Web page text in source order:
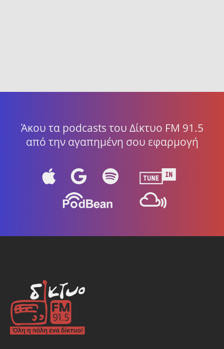
Άκου τα podcasts του Δίκτυο FM 91.5
από την αγαπημένη σου εφαρμογή